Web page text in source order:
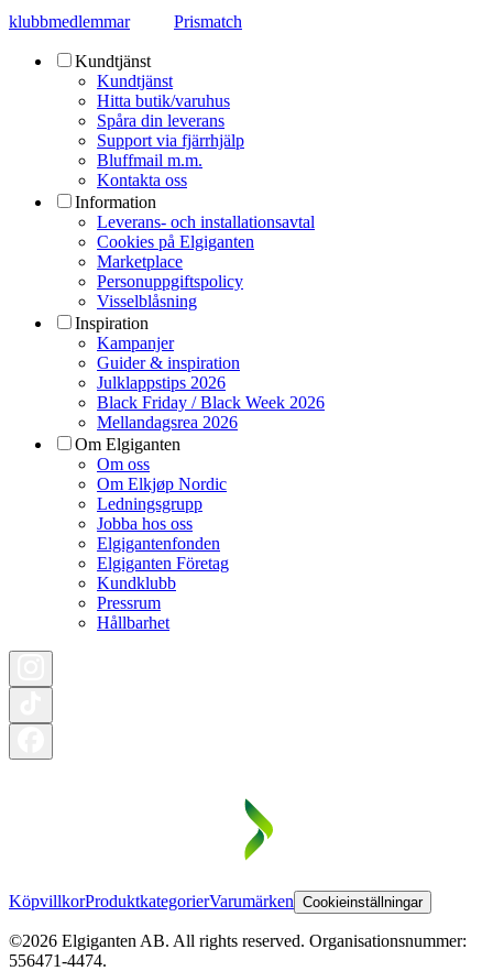
klubbmedlemmar Prismatch
Kundtjänst
Kundtjänst
Hitta butik/varuhus
Spåra din leverans
Support via fjärrhjälp
Bluffmail m.m.
Kontakta oss
Information
Leverans- och installationsavtal
Cookies på Elgiganten
Marketplace
Personuppgiftspolicy
Visselblåsning
Inspiration
Kampanjer
Guider & inspiration
Julklappstips 2026
Black Friday / Black Week 2026
Mellandagsrea 2026
Om Elgiganten
Om oss
Om Elkjøp Nordic
Ledningsgrupp
Jobba hos oss
Elgigantenfonden
Elgiganten Företag
Kundklubb
Pressrum
Hållbarhet
KöpvillkorProduktkategorierVarumärken Cookieinställningar
©2026 Elgiganten AB. All rights reserved. Organisationsnummer:
556471-4474.